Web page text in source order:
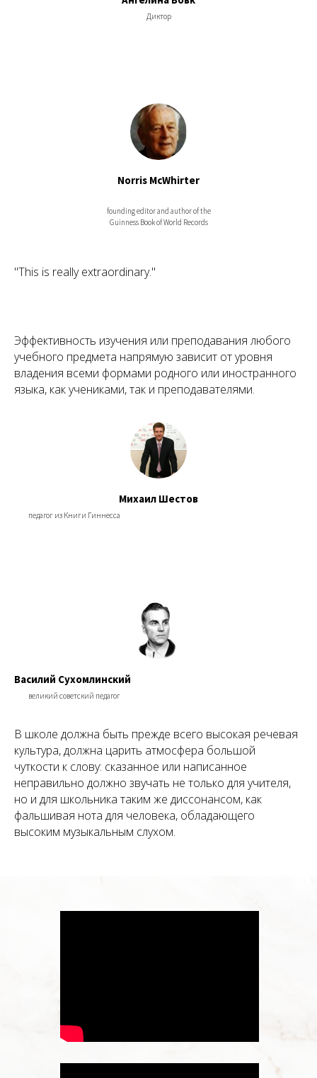
Диктор
Norris McWhirter
founding editor and author of the
Guinness Book of World Records
"This is really extraordinary."
Эффективность изучения или преподавания любого
учебного предмета напрямую зависит от уровня
владения всеми формами родного или иностранного
языка, как учениками, так и преподавателями.
Михаил Шестов
педагог из Книги Гиннесса
Василий Сухомлинский
великий советский педагог
В школе должна быть прежде всего высокая речевая
культура, должна царить атмосфера большой
чуткости к слову: сказанное или написанное
неправильно должно звучать не только для учителя,
но и для школьника таким же диссонансом, как
фальшивая нота для человека, обладающего
высоким музыкальным слухом.